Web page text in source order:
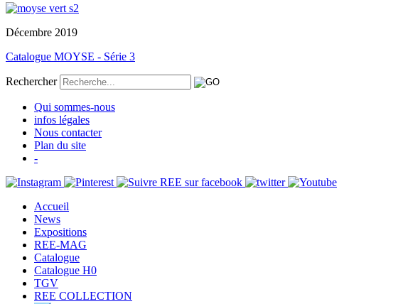
Décembre 2019
Catalogue MOYSE - Série 3
Rechercher
Qui sommes-nous
infos légales
Nous contacter
Plan du site
-
Accueil
News
Expositions
REE-MAG
Catalogue
Catalogue H0
TGV
REE COLLECTION